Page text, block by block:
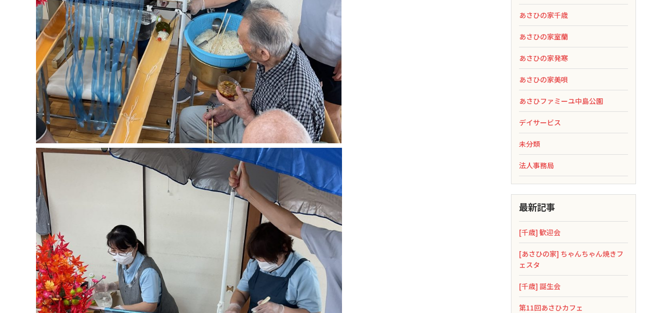
あさひの家千歳
あさひの家室蘭
あさひの家発寒
あさひの家美唄
あさひファミーユ中島公園
デイサービス
未分類
法人事務局
最新記事
[千歳] 歓迎会
[あさひの家] ちゃんちゃん焼きフ
ェスタ
[千歳] 誕生会
第11回あさひカフェ